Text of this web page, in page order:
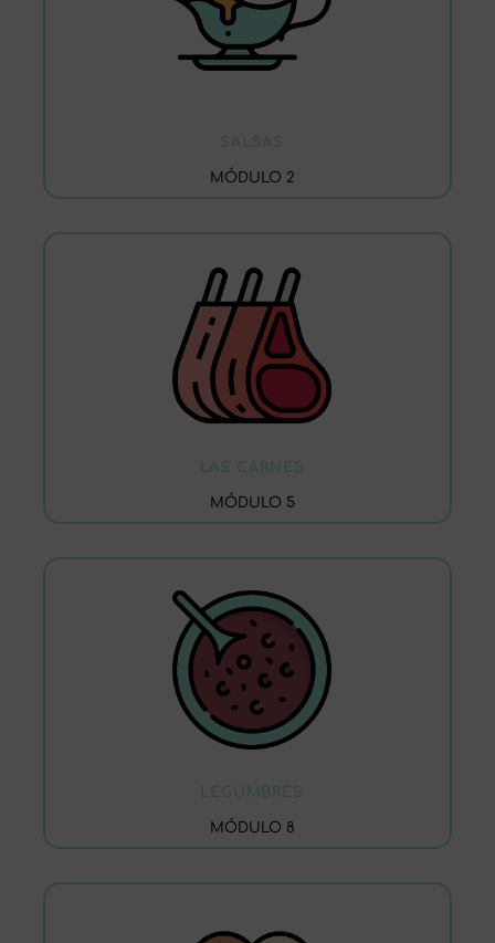
SALSAS
MÓDULO 2
LAS CARNES
MÓDULO 5
LEGUMBRES
MÓDULO 8